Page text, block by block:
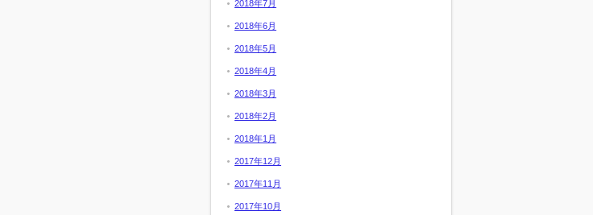
2018年7月
2018年6月
2018年5月
2018年4月
2018年3月
2018年2月
2018年1月
2017年12月
2017年11月
2017年10月